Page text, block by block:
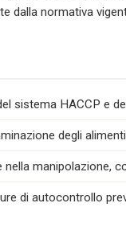
dalla normativa
sistema HACCP e
degli alimenti
manipolazione,
di autocontrollo